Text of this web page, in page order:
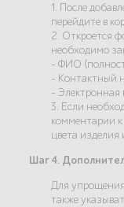
1. После
перейдите в
2. Откроется
необходимо
- ФИО
- Контактный
- Электронная
3. Если
комментарии к
цвета
Шаг 4.
Для
также